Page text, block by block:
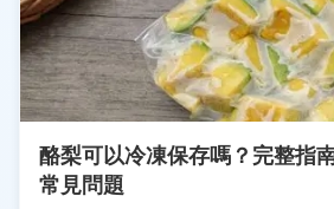
酪梨可以冷凍保存嗎？完整指
常見問題